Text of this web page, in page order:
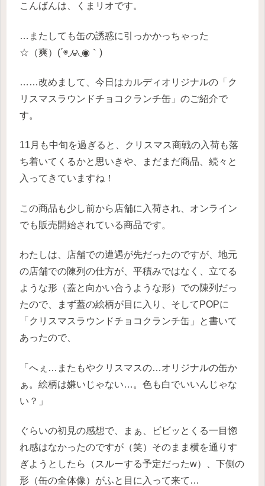
こんばんは、くまリオです。
…またしても缶の誘惑に引っかかっちゃった
☆（爽）(΄◉◞౪◟◉｀)
……改めまして、今日はカルディオリジナルの「ク
リスマスラウンドチョコクランチ缶」のご紹介で
す。
11月も中旬を過ぎると、クリスマス商戦の入荷も落
ち着いてくるかと思いきや、まだまだ商品、続々と
入ってきていますね！
この商品も少し前から店舗に入荷され、オンライン
でも販売開始されている商品です。
わたしは、店舗での遭遇が先だったのですが、地元
の店舗での陳列の仕方が、平積みではなく、立てる
ような形（蓋と向かい合うような形）での陳列だっ
たので、まず蓋の絵柄が目に入り、そしてPOPに
「クリスマスラウンドチョコクランチ缶」と書いて
あったので、
「へぇ…またもやクリスマスの…オリジナルの缶か
ぁ。絵柄は嫌いじゃない…。色も白でいいんじゃな
い？」
ぐらいの初見の感想で、まぁ、ビビッとくる一目惚
れ感はなかったのですが（笑）そのまま横を通りす
ぎようとしたら（スルーする予定だったw）、下側の
形（缶の全体像）がふと目に入って来て…